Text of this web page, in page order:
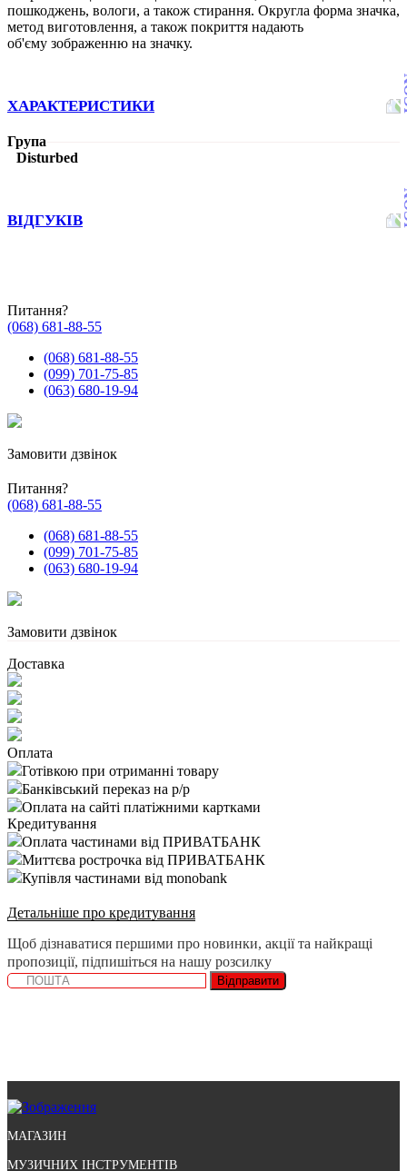
пошкоджень, вологи, а також стирання. Округла форма значка,
метод виготовлення, а також покриття надають
об'єму зображенню на значку.
ХАРАКТЕРИСТИКИ
Група
Disturbed
ВІДГУКІВ
Питання?
(068) 681-88-55
(068) 681-88-55
(099) 701-75-85
(063) 680-19-94
Замовити дзвінок
Питання?
(068) 681-88-55
(068) 681-88-55
(099) 701-75-85
(063) 680-19-94
Замовити дзвінок
Доставка
Оплата
Готівкою при отриманні товару
Банківський переказ на р/р
Оплата на сайті платіжними картками
Кредитування
Оплата частинами від ПРИВАТБАНК
Миттєва рострочка від ПРИВАТБАНК
Купівля частинами від monobank
Детальніше про кредитування
Щоб дізнаватися першими про новинки, акції та найкращі
пропозиції, підпишіться на нашу розсилку
Відправити
МАГАЗИН
МУЗИЧНИХ ІНСТРУМЕНТІВ